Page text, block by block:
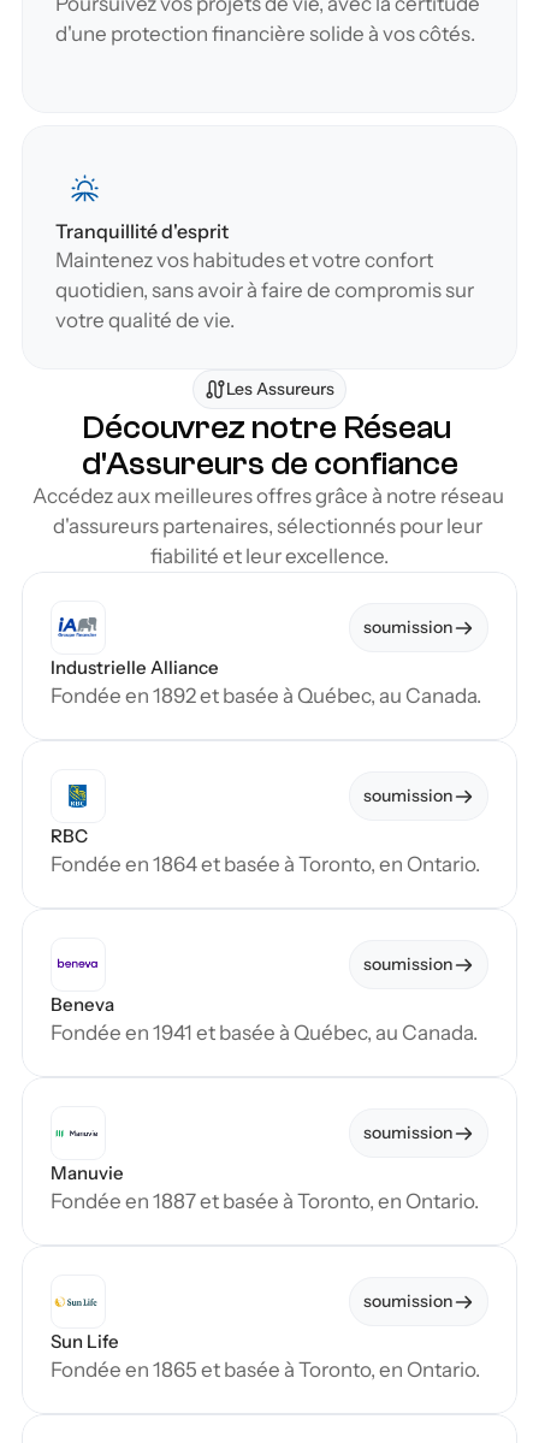
d'une protection financière solide à vos côtés.
Tranquillité d'esprit
Maintenez vos habitudes et votre confort
quotidien, sans avoir à faire de compromis sur
votre qualité de vie.
Les Assureurs
Découvrez notre Réseau
d'Assureurs de confiance
Accédez aux meilleures offres grâce à notre réseau
d'assureurs partenaires, sélectionnés pour leur
fiabilité et leur excellence.
soumission
Industrielle Alliance
Fondée en 1892 et basée à Québec, au Canada.
soumission
RBC
Fondée en 1864 et basée à Toronto, en Ontario.
soumission
Beneva
Fondée en 1941 et basée à Québec, au Canada.
soumission
Manuvie
Fondée en 1887 et basée à Toronto, en Ontario.
soumission
Sun Life
Fondée en 1865 et basée à Toronto, en Ontario.